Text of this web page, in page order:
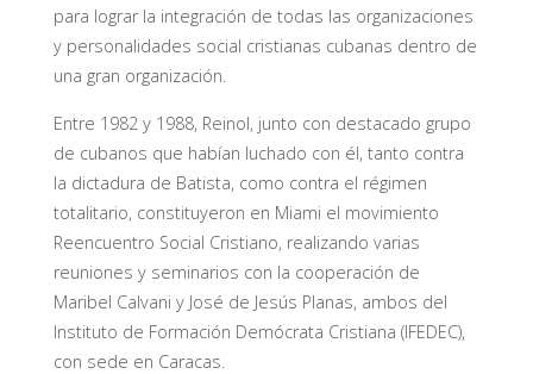
para lograr la integración de todas las organizaciones
y personalidades social cristianas cubanas dentro de
una gran organización.
Entre 1982 y 1988, Reinol, junto con destacado grupo
de cubanos que habían luchado con él, tanto contra
la dictadura de Batista, como contra el régimen
totalitario, constituyeron en Miami el movimiento
Reencuentro Social Cristiano, realizando varias
reuniones y seminarios con la cooperación de
Maribel Calvani y José de Jesús Planas, ambos del
Instituto de Formación Demócrata Cristiana (IFEDEC),
con sede en Caracas.